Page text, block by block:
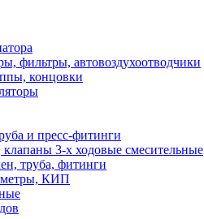
фильтры, автовоздухоотводчики
концовки
и пресс-фитинги
3-х ходовые смесительные
труба, фитинги
КИП